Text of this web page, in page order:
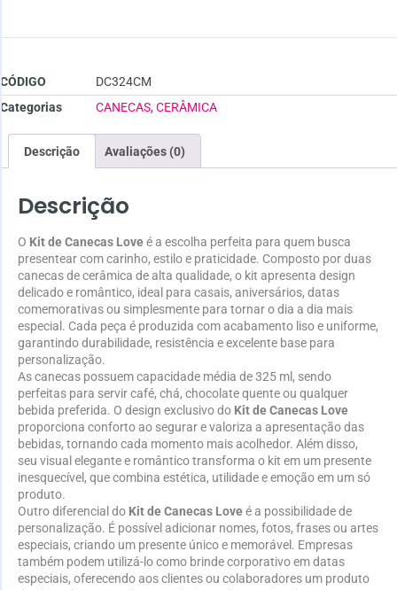
CÓDIGO
DC324CM
Categorias
CANECAS, CERÂMICA
Descrição Avaliações (0)
Descrição
O Kit de Canecas Loveé a escolha perfeita para quem busca
presentear com carinho, estilo e praticidade. Composto por duas
canecas de cerâmica de alta qualidade, o kit apresenta design
delicado e romântico, ideal para casais, aniversários, datas
comemorativas ou simplesmente para tornar o dia a dia mais
especial. Cada peça é produzida com acabamento liso e uniforme,
garantindo durabilidade, resistência e excelente base para
personalização.
As canecas possuem capacidade média de 325 ml, sendo
perfeitas para servir café, chá, chocolate quente ou qualquer
bebida preferida. O design exclusivo do Kit de Canecas Love
proporciona conforto ao segurar e valoriza a apresentação das
bebidas, tornando cada momento mais acolhedor. Além disso,
seu visual elegante e romântico transforma o kit em um presente
inesquecível, que combina estética, utilidade e emoção em um só
produto.
Outro diferencial do Kit de Canecas Loveé a possibilidade de
personalização. É possível adicionar nomes, fotos, frases ou artes
especiais, criando um presente único e memorável. Empresas
também podem utilizá-lo como brinde corporativo em datas
especiais, oferecendo aos clientes ou colaboradores um produto